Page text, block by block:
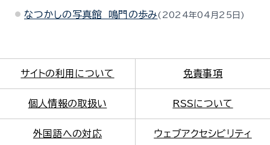
なつかしの写真館 鳴門の歩み 2024年04月25日
サイトの利用について 免責事項
個人情報の取扱い RSSについて
外国語への対応 ウェブアクセシビリティ